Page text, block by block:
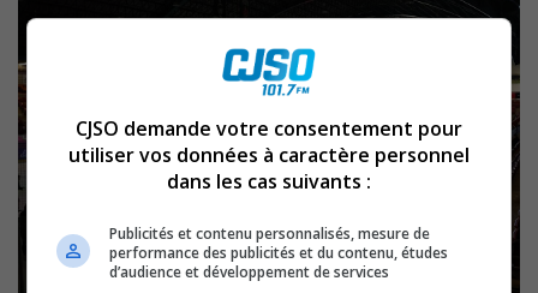
CJSO demande votre consentement pour
utiliser vos données à caractère personnel
dans les cas suivants :
Publicités et contenu personnalisés, mesure de
performance des publicités et du contenu, études
d’audience et développement de services